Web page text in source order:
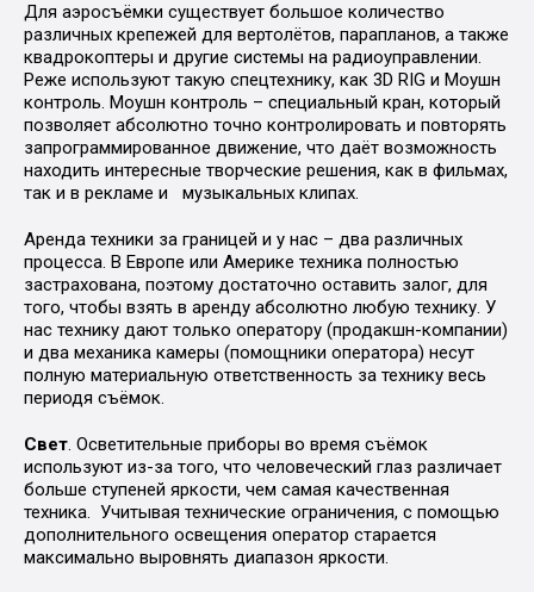
Для аэросъёмки существует большое количество
различных крепежей для вертолётов, парапланов, а также
квадрокоптеры и другие системы на радиоуправлении.
Реже используют такую спецтехнику, как 3D RIG и Моушн
контроль. Моушн контроль – специальный кран, который
позволяет абсолютно точно контролировать и повторять
запрограммированное движение, что даёт возможность
находить интересные творческие решения, как в фильмах,
так и в рекламе и музыкальных клипах.
Аренда техники за границей и у нас – два различных
процесса. В Европе или Америке техника полностью
застрахована, поэтому достаточно оставить залог, для
того, чтобы взять в аренду абсолютно любую технику. У
нас технику дают только оператору (продакшн-компании)
и два механика камеры (помощники оператора) несут
полную материальную ответственность за технику весь
периодя съёмок.
Свет. Осветительные приборы во время съёмок
используют из-за того, что человеческий глаз различает
больше ступеней яркости, чем самая качественная
техника. Учитывая технические ограничения, с помощью
дополнительного освещения оператор старается
максимально выровнять диапазон яркости.